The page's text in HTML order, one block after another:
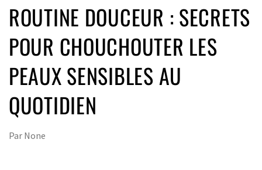
ROUTINE DOUCEUR : SECRETS
POUR CHOUCHOUTER LES
PEAUX SENSIBLES AU
QUOTIDIEN
Par None